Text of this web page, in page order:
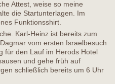
Attest, weise so meine
die Startunterlagen. Im
Funktionsshirt.
Karl-Heinz ist bereits zum
vom ersten Israelbesuch
für den Lauf im Herods Hotel
und gehe früh auf
schließlich bereits um 6 Uhr